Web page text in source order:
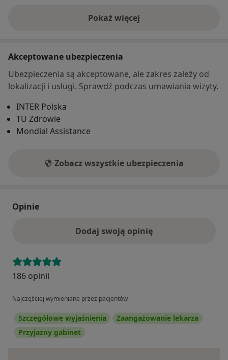
Pokaż więcej
o adresie
Akceptowane ubezpieczenia
Ubezpieczenia są akceptowane, ale zakres zależy od
lokalizacji i usługi. Sprawdź podczas umawiania wizyty.
INTER Polska
TU Zdrowie
Mondial Assistance
Zobacz wszystkie ubezpieczenia
Opinie
Dodaj swoją opinię
186 opinii
Najczęściej wymieniane przez pacjentów
Szczegółowe wyjaśnienia
Zaangażowanie lekarza
Przyjazny gabinet